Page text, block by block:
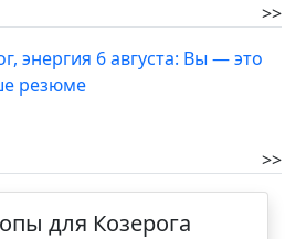
>>
энергия 6 августа: Вы — это
резюме
>>
для Козерога